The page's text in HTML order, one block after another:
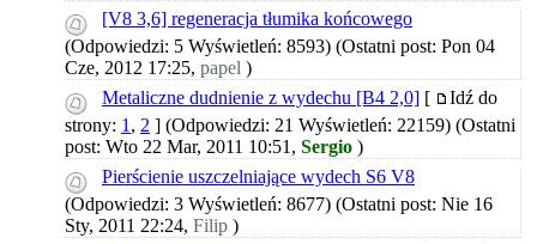
[V8 3,6] regeneracja tłumika końcowego
(Odpowiedzi: 5 Wyświetleń: 8593) (Ostatni post: Pon 04
Cze, 2012 17:25, papel )
Metaliczne dudnienie z wydechu [B4 2,0] [
Idź do
strony: 1 , 2 ] (Odpowiedzi: 21 Wyświetleń: 22159) (Ostatni
post: Wto 22 Mar, 2011 10:51, Sergio )
Pierścienie uszczelniające wydech S6 V8
(Odpowiedzi: 3 Wyświetleń: 8677) (Ostatni post: Nie 16
Sty, 2011 22:24, Filip )